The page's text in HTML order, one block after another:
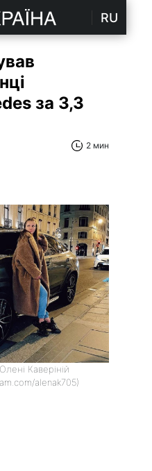
RU
за 3,3
2 мин
Каверіній
alenak705)